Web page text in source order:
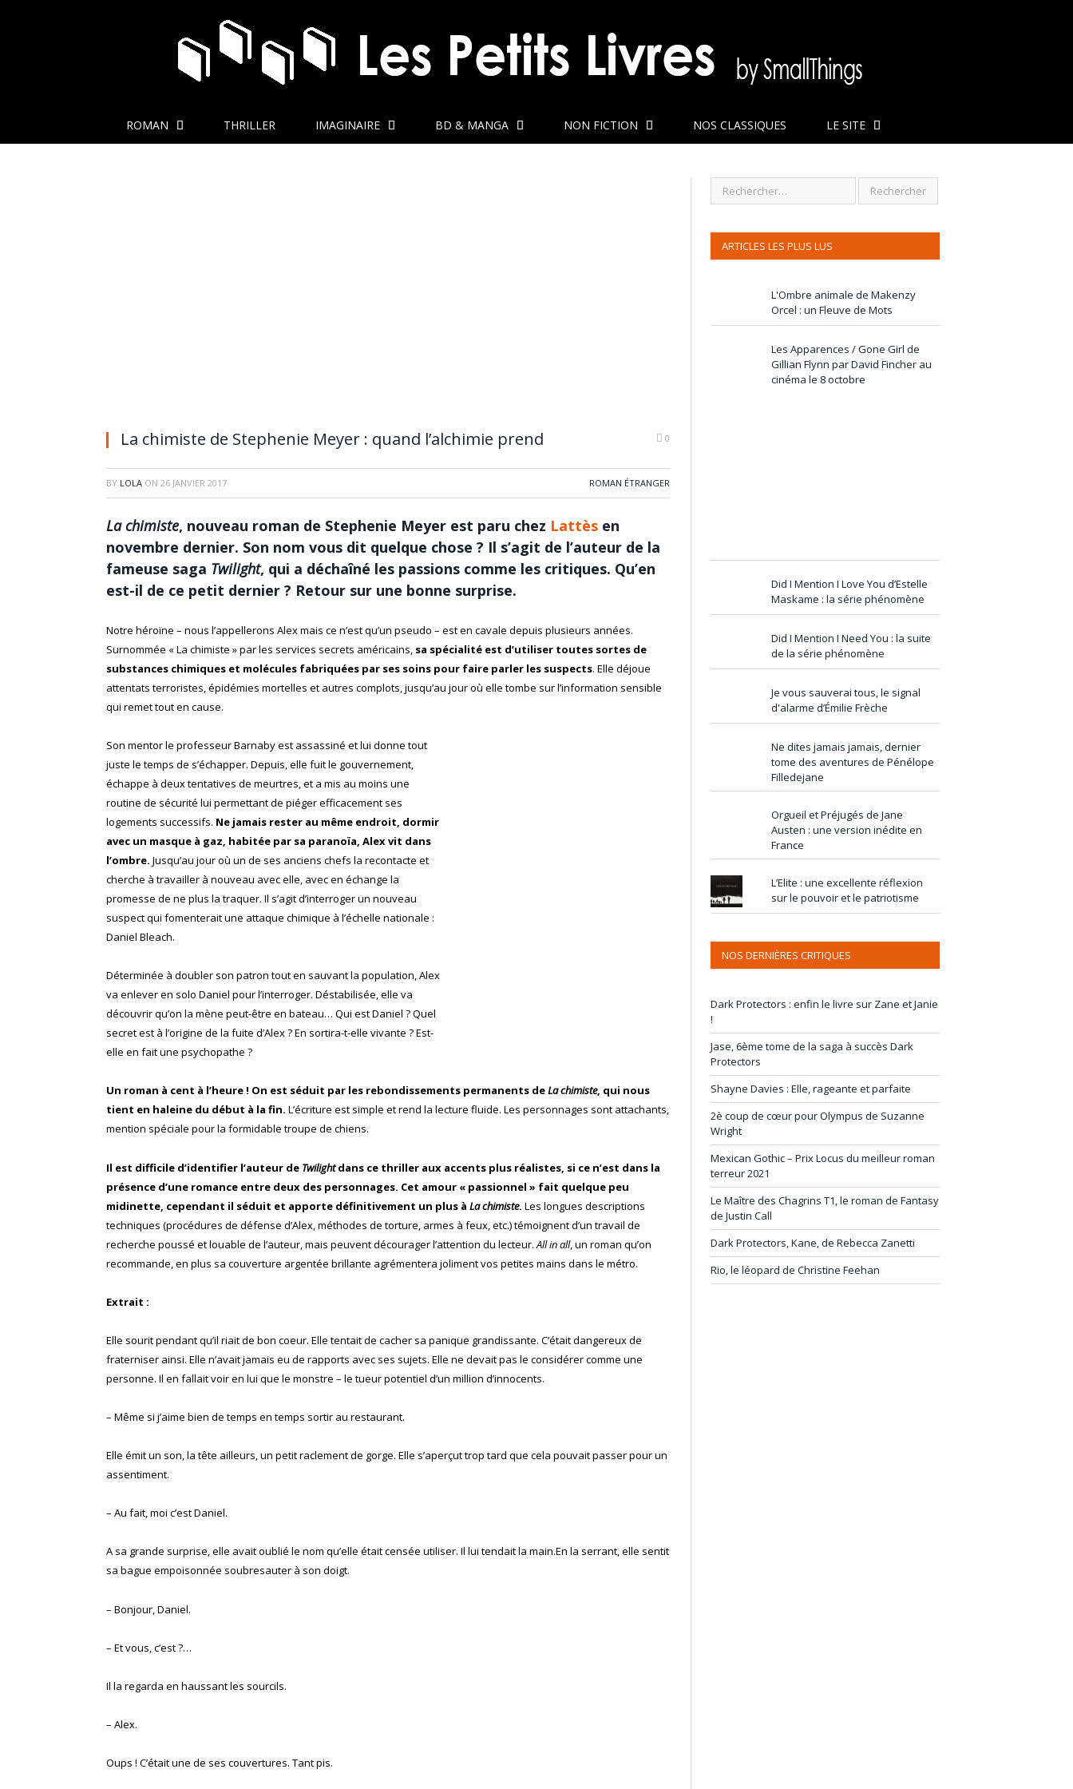
ROMAN THRILLER IMAGINAIRE BD & MANGA NON FICTION NOS CLASSIQUES LE SITE
La chimiste de Stephenie Meyer : quand l’alchimie prend 0
BY LOLA ON 26 JANVIER 2017 ROMAN ÉTRANGER
La chimiste, nouveau roman de Stephenie Meyer est paru chez Lattès en
novembre dernier. Son nom vous dit quelque chose ? Il s’agit de l’auteur de la
fameuse saga Twilight, qui a déchaîné les passions comme les critiques. Qu’en
est-il de ce petit dernier ? Retour sur une bonne surprise.
Notre héroïne – nous l’appellerons Alex mais ce n’est qu’un pseudo – est en cavale depuis plusieurs années.
Surnommée « La chimiste » par les services secrets américains, sa spécialité est d’utiliser toutes sortes de
substances chimiques et molécules fabriquées par ses soins pour faire parler les suspects. Elle déjoue
attentats terroristes, épidémies mortelles et autres complots, jusqu’au jour où elle tombe sur l’information sensible
qui remet tout en cause.
Son mentor le professeur Barnaby est assassiné et lui donne tout
juste le temps de s’échapper. Depuis, elle fuit le gouvernement,
échappe à deux tentatives de meurtres, et a mis au moins une
routine de sécurité lui permettant de piéger efficacement ses
logements successifs. Ne jamais rester au même endroit, dormir
avec un masque à gaz, habitée par sa paranoïa, Alex vit dans
l’ombre. Jusqu’au jour où un de ses anciens chefs la recontacte et
cherche à travailler à nouveau avec elle, avec en échange la
promesse de ne plus la traquer. Il s’agit d’interroger un nouveau
suspect qui fomenterait une attaque chimique à l’échelle nationale :
Daniel Bleach.
Déterminée à doubler son patron tout en sauvant la population, Alex
va enlever en solo Daniel pour l’interroger. Déstabilisée, elle va
découvrir qu’on la mène peut-être en bateau… Qui est Daniel ? Quel
secret est à l’origine de la fuite d’Alex ? En sortira-t-elle vivante ? Est-
elle en fait une psychopathe ?
Un roman à cent à l’heure ! On est séduit par les rebondissements permanents deLa chimiste, qui nous
tient en haleine du début à la fin. L’écriture est simple et rend la lecture fluide. Les personnages sont attachants,
mention spéciale pour la formidable troupe de chiens.
Il est difficile d’identifier l’auteur de Twilightdans ce thriller aux accents plus réalistes, si ce n’est dans la
présence d’une romance entre deux des personnages. Cet amour « passionnel » fait quelque peu
midinette, cependant il séduit et apporte définitivement un plus à La chimiste. Les longues descriptions
techniques (procédures de défense d’Alex, méthodes de torture, armes à feux, etc.) témoignent d’un travail de
recherche poussé et louable de l’auteur, mais peuvent décourager l’attention du lecteur. All in all, un roman qu’on
recommande, en plus sa couverture argentée brillante agrémentera joliment vos petites mains dans le métro.
Extrait :
Elle sourit pendant qu’il riait de bon coeur. Elle tentait de cacher sa panique grandissante. C’était dangereux de
fraterniser ainsi. Elle n’avait jamais eu de rapports avec ses sujets. Elle ne devait pas le considérer comme une
personne. Il en fallait voir en lui que le monstre – le tueur potentiel d’un million d’innocents.
– Même si j’aime bien de temps en temps sortir au restaurant.
Elle émit un son, la tête ailleurs, un petit raclement de gorge. Elle s’aperçut trop tard que cela pouvait passer pour un
assentiment.
– Au fait, moi c’est Daniel.
A sa grande surprise, elle avait oublié le nom qu’elle était censée utiliser. Il lui tendait la main.En la serrant, elle sentit
sa bague empoisonnée soubresauter à son doigt.
– Bonjour, Daniel.
– Et vous, c’est ?…
Il la regarda en haussant les sourcils.
– Alex.
Oups ! C’était une de ses couvertures. Tant pis.
ARTICLES LES PLUS LUS
L'Ombre animale de Makenzy
Orcel : un Fleuve de Mots
Les Apparences / Gone Girl de
Gillian Flynn par David Fincher au
cinéma le 8 octobre
Did I Mention I Love You d’Estelle
Maskame : la série phénomène
Did I Mention I Need You : la suite
de la série phénomène
Je vous sauverai tous, le signal
d'alarme d’Émilie Frèche
Ne dites jamais jamais, dernier
tome des aventures de Pénélope
Filledejane
Orgueil et Préjugés de Jane
Austen : une version inédite en
France
L’Elite : une excellente réflexion
sur le pouvoir et le patriotisme
NOS DERNIÈRES CRITIQUES
Dark Protectors : enfin le livre sur Zane et Janie
!
Jase, 6ème tome de la saga à succès Dark
Protectors
Shayne Davies : Elle, rageante et parfaite
2è coup de cœur pour Olympus de Suzanne
Wright
Mexican Gothic – Prix Locus du meilleur roman
terreur 2021
Le Maître des Chagrins T1, le roman de Fantasy
de Justin Call
Dark Protectors, Kane, de Rebecca Zanetti
Rio, le léopard de Christine Feehan